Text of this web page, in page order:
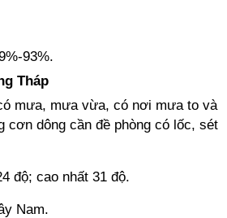
93%.
Tháp
mưa, mưa vừa, có nơi mưa to và
cơn dông cần đề phòng có lốc, sét
độ; cao nhất 31 độ.
Nam.